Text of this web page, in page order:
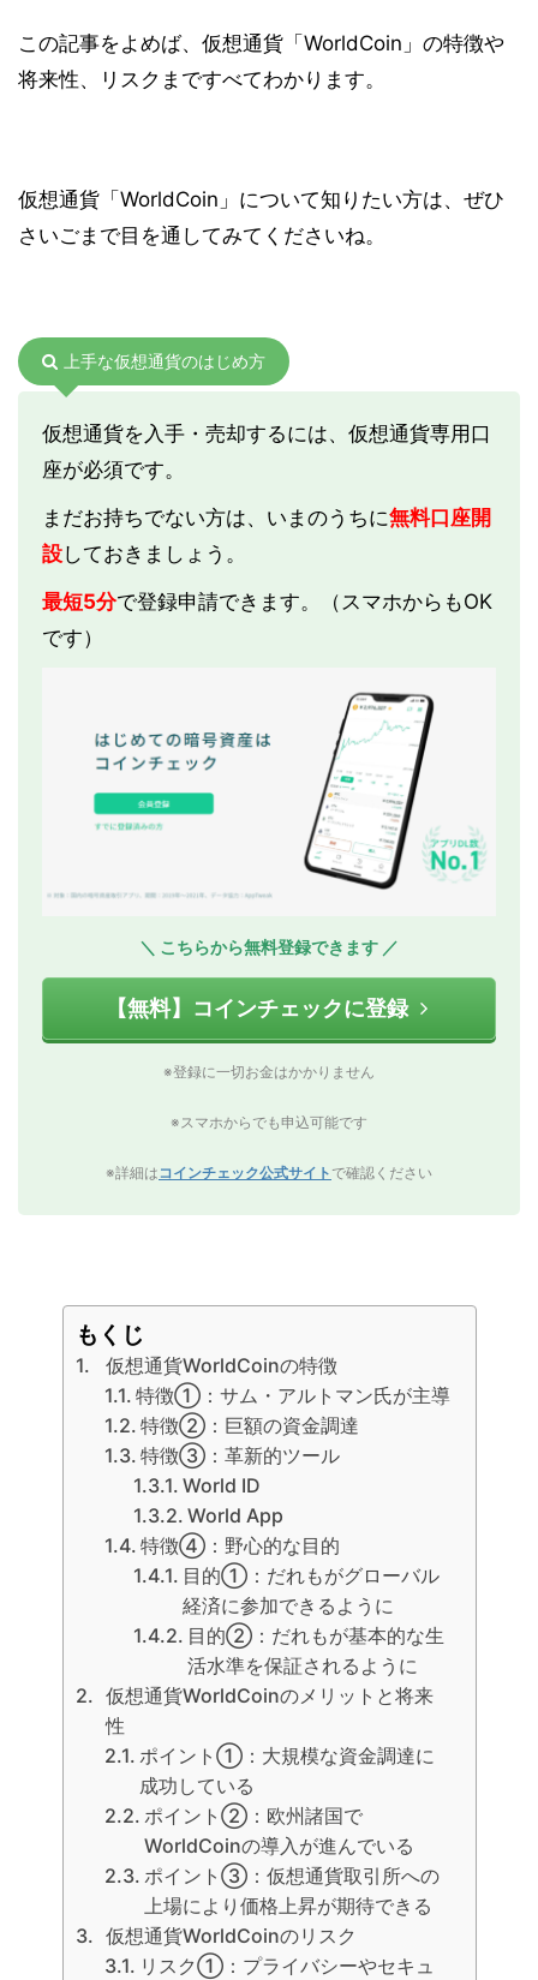
この記事をよめば、仮想通貨「WorldCoin」の特徴や
将来性、リスクまですべてわかります。
仮想通貨「WorldCoin」について知りたい方は、ぜひ
さいごまで目を通してみてくださいね。
上手な仮想通貨のはじめ方
仮想通貨を入手・売却するには、仮想通貨専用口
座が必須です。
まだお持ちでない方は、いまのうちに無料口座開
設しておきましょう。
最短5分で登録申請できます。（スマホからもOK
です）
＼ こちらから無料登録できます ／
【無料】コインチェックに登録
※登録に一切お金はかかりません
※スマホからでも申込可能です
※詳細は コインチェック公式サイト で確認ください
もくじ
仮想通貨WorldCoinの特徴
特徴①：サム・アルトマン氏が主導
特徴②：巨額の資金調達
特徴③：革新的ツール
World ID
World App
特徴④：野心的な目的
目的①：だれもがグローバル
経済に参加できるように
目的②：だれもが基本的な生
活水準を保証されるように
仮想通貨WorldCoinのメリットと将来
性
ポイント①：大規模な資金調達に
成功している
ポイント②：欧州諸国で
WorldCoinの導入が進んでいる
ポイント③：仮想通貨取引所への
上場により価格上昇が期待できる
仮想通貨WorldCoinのリスク
リスク①：プライバシーやセキュ